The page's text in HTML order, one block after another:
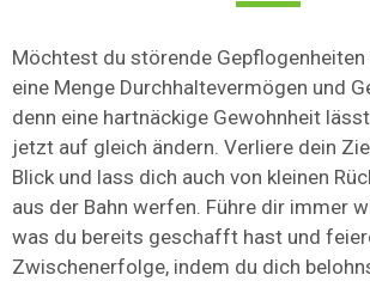
Möchtest du störende Gepflogenheiten
eine Menge Durchhaltevermögen und
denn eine hartnäckige Gewohnheit
jetzt auf gleich ändern. Verliere dein
Blick und lass dich auch von kleinen
aus der Bahn werfen. Führe dir immer
was du bereits geschafft hast und
Zwischenerfolge, indem du dich